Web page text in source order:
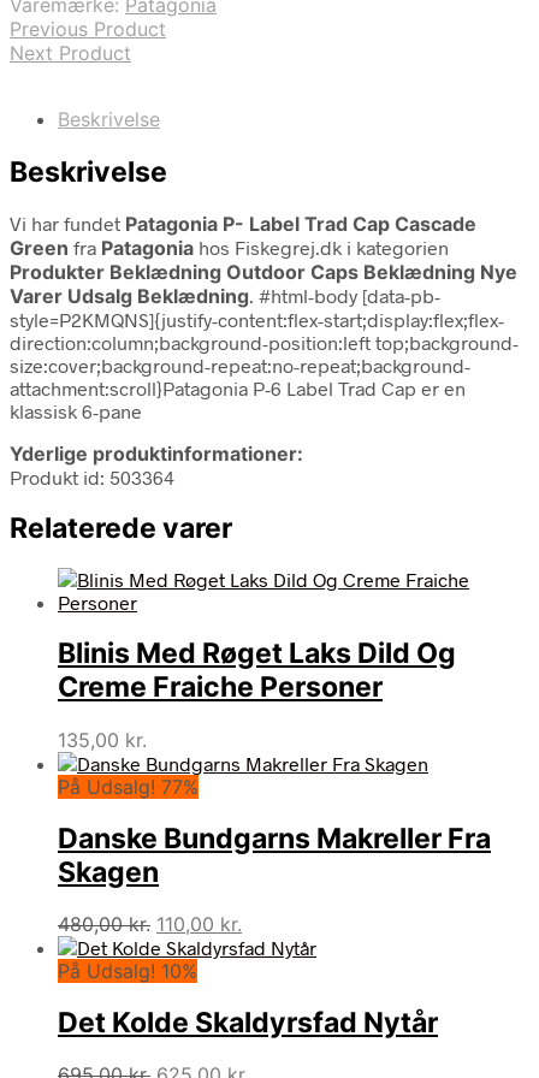
Varemærke: Patagonia
Previous Product
Next Product
Beskrivelse
Beskrivelse
Vi har fundet Patagonia P- Label Trad Cap Cascade
Green fra Patagonia hos Fiskegrej.dk i kategorien
Produkter Beklædning Outdoor Caps Beklædning Nye
Varer Udsalg Beklædning. #html-body [data-pb-
style=P2KMQNS]{justify-content:flex-start;display:flex;flex-
direction:column;background-position:left top;background-
size:cover;background-repeat:no-repeat;background-
attachment:scroll}Patagonia P-6 Label Trad Cap er en
klassisk 6-pane
Yderlige produktinformationer:
Produkt id: 503364
Relaterede varer
Blinis Med Røget Laks Dild Og
Creme Fraiche Personer
135,00 kr.
På Udsalg! 77%
Danske Bundgarns Makreller Fra
Skagen
480,00kr. Den
oprindelige
pris
480,00 kr..
110,00 kr.
aktuelle
110,00 kr..
På Udsalg! 10%
Det Kolde Skaldyrsfad Nytår